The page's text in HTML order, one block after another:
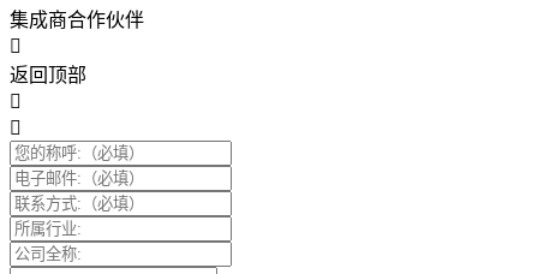
集成商合作伙伴
返回顶部